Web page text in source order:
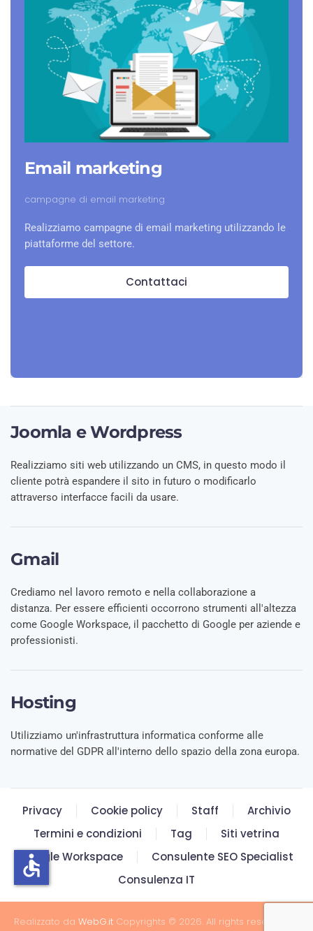
Email marketing
campagne di email marketing
Realizziamo campagne di email marketing utilizzando le
piattaforme del settore.
Contattaci
Joomla e Wordpress
Realizziamo siti web utilizzando un CMS, in questo modo il
cliente potrà espandere il sito in futuro o modificarlo
attraverso interfacce facili da usare.
Gmail
Crediamo nel lavoro remoto e nella collaborazione a
distanza. Per essere efficienti occorrono strumenti all'altezza
come Google Workspace, il pacchetto di Google per aziende e
professionisti.
Hosting
Utilizziamo un'infrastruttura informatica conforme alle
normative del GDPR all'interno dello spazio della zona europa.
Privacy Cookie policy Staff
Archivio
Termini e condizioni
Tag
Siti vetrina
Google Workspace
Consulente SEO Specialist
Consulenza IT
Realizzato da WebG.it Copyrights © 2026. All rights reserved. P.
accessible